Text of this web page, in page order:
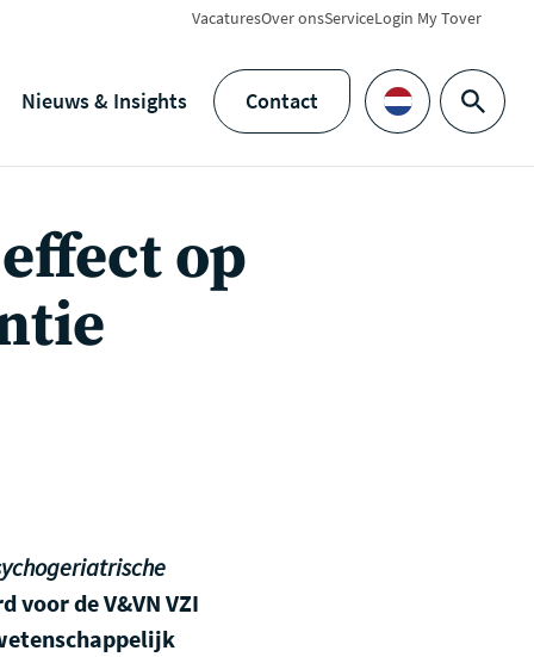
VacaturesOver onsServiceLogin My Tover
Nieuws & Insights
Contact
Languages
Zoeken
op
de V&VN VZI